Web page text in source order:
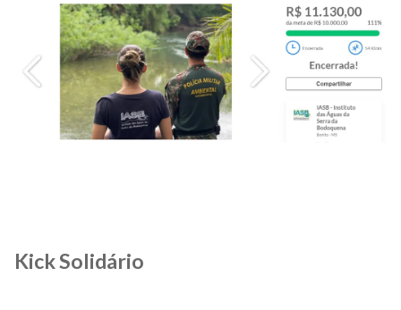
Kick Solidário